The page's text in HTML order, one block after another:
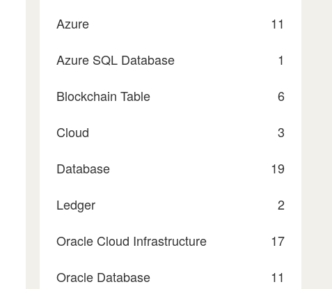
Azure
11
Azure SQL Database
1
Blockchain Table
6
Cloud
3
Database
19
Ledger
2
Oracle Cloud Infrastructure
17
Oracle Database
11